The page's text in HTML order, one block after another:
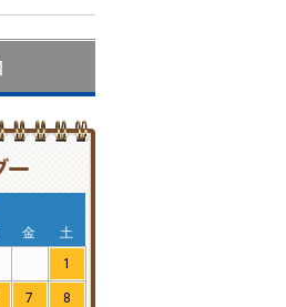
金
土
1
7 8